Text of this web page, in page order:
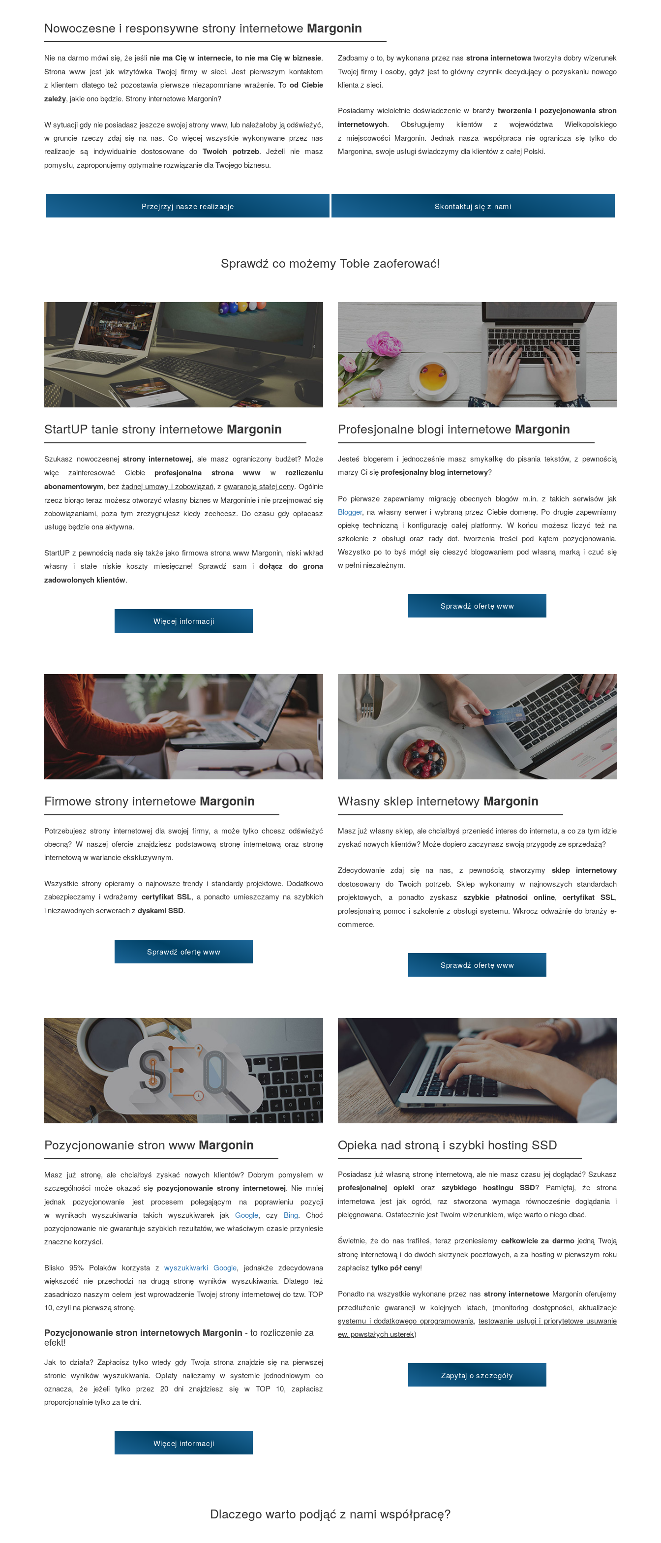
Nowoczesne i responsywne strony internetowe Margonin
Nie na darmo mówi się, że jeśli nie ma Cię w internecie, to nie ma Cię w biznesie.
Strona www jest jak wizytówka Twojej firmy w sieci. Jest pierwszym kontaktem
z klientem dlatego też pozostawia pierwsze niezapomniane wrażenie. To od Ciebie
zależy, jakie ono będzie. Strony internetowe Margonin?
W sytuacji gdy nie posiadasz jeszcze swojej strony www, lub należałoby ją odświeżyć,
w gruncie rzeczy zdaj się na nas. Co więcej wszystkie wykonywane przez nas
realizacje są indywidualnie dostosowane do Twoich potrzeb. Jeżeli nie masz
pomysłu, zaproponujemy optymalne rozwiązanie dla Twojego biznesu.
Zadbamy o to, by wykonana przez nas strona internetowatworzyła dobry wizerunek
Twojej firmy i osoby, gdyż jest to główny czynnik decydujący o pozyskaniu nowego
klienta z sieci.
Posiadamy wieloletnie doświadczenie w branży tworzenia i pozycjonowania stron
internetowych. Obsługujemy klientów z województwa Wielkopolskiego
z miejscowości Margonin. Jednak nasza współpraca nie ogranicza się tylko do
Margonina, swoje usługi świadczymy dla klientów z całej Polski.
Przejrzyj nasze realizacje Skontaktuj się z nami
Sprawdź co możemy Tobie zaoferować!
StartUP tanie strony internetowe Margonin
Szukasz nowoczesnej strony internetowej, ale masz ograniczony budżet? Może
więc zainteresować Ciebieprofesjonalna strona www w rozliczeniu
abonamentowym, bezżadnej umowy i zobowiązań, z gwarancją stałej ceny. Ogólnie
rzecz biorąc teraz możesz otworzyć własny biznes w Margoninie i nie przejmować się
zobowiązaniami, poza tym zrezygnujesz kiedy zechcesz. Do czasu gdy opłacasz
usługę będzie ona aktywna.
StartUP z pewnością nada się także jako firmowa strona www Margonin, niski wkład
własny i stałe niskie koszty miesięczne! Sprawdź sam idołącz do grona
zadowolonych klientów.
Więcej informacji
Profesjonalne blogi internetowe Margonin
Jesteś blogerem i jednocześnie masz smykałkę do pisania tekstów, z pewnością
marzy Ci sięprofesjonalny blog internetowy?
Po pierwsze zapewniamy migrację obecnych blogów m.in. z takich serwisów jak
Blogger, na własny serwer i wybraną przez Ciebie domenę. Po drugie zapewniamy
opiekę techniczną i konfigurację całej platformy. W końcu możesz liczyć też na
szkolenie z obsługi oraz rady dot. tworzenia treści pod kątem pozycjonowania.
Wszystko po to byś mógł się cieszyć blogowaniem pod własną marką i czuć się
w pełni niezależnym.
Sprawdź ofertę www
Firmowe strony internetowe Margonin
Potrzebujesz strony internetowej dla swojej firmy, a może tylko chcesz odświeżyć
obecną? W naszej ofercie znajdziesz podstawową stronę internetową oraz stronę
internetową w wariancie ekskluzywnym.
Wszystkie strony opieramy o najnowsze trendy i standardy projektowe. Dodatkowo
zabezpieczamy i wdrażamy certyfikat SSL, a ponadto umieszczamy na szybkich
i niezawodnych serwerach z dyskami SSD.
Sprawdź ofertę www
Własny sklep internetowy Margonin
Masz już własny sklep, ale chciałbyś przenieść interes do internetu, a co za tym idzie
zyskać nowych klientów? Może dopiero zaczynasz swoją przygodę ze sprzedażą?
Zdecydowanie zdaj się na nas, z pewnością stworzymy sklep internetowy
dostosowany do Twoich potrzeb. Sklep wykonamy w najnowszych standardach
projektowych, a ponadto zyskasz szybkie płatności online, certyfikat SSL,
profesjonalną pomoc i szkolenie z obsługi systemu. Wkrocz odważnie do branży e-
commerce.
Sprawdź ofertę www
Pozycjonowanie stron www Margonin
Masz już stronę, ale chciałbyś zyskać nowych klientów? Dobrym pomysłem w
szczególności może okazać się pozycjonowanie strony internetowej. Nie mniej
jednak pozycjonowanie jest procesem polegającym na poprawieniu pozycji
w wynikach wyszukiwania takich wyszukiwarek jakGoogle, czy Bing. Choć
pozycjonowanie nie gwarantuje szybkich rezultatów, we właściwym czasie przyniesie
znaczne korzyści.
Blisko 95% Polaków korzysta zwyszukiwarki Google, jednakże zdecydowana
większość nie przechodzi na drugą stronę wyników wyszukiwania. Dlatego też
zasadniczo naszym celem jest wprowadzenie Twojej strony internetowej do tzw. TOP
10, czyli na pierwszą stronę.
Pozycjonowanie stron internetowych Margonin - to rozliczenie za
efekt!
Jak to działa? Zapłacisz tylko wtedy gdy Twoja strona znajdzie się na pierwszej
stronie wyników wyszukiwania. Opłaty naliczamy w systemie jednodniowym co
oznacza, że jeżeli tylko przez 20 dni znajdziesz się w TOP 10, zapłacisz
proporcjonalnie tylko za te dni.
Więcej informacji
Opieka nad stroną i szybki hosting SSD
Posiadasz już własną stronę internetową, ale nie masz czasu jej doglądać? Szukasz
profesjonalnej opieki oraz szybkiego hostingu SSD? Pamiętaj, że strona
internetowa jest jak ogród, raz stworzona wymaga równocześnie doglądania i
pielęgnowana. Ostatecznie jest Twoim wizerunkiem, więc warto o niego dbać.
Świetnie, że do nas trafiłeś, teraz przeniesiemy całkowicie za darmojedną Twoją
stronę internetową i do dwóch skrzynek pocztowych, a za hosting w pierwszym roku
zapłacisz tylko pół ceny!
Ponadto na wszystkie wykonane przez nas strony internetowe Margonin oferujemy
przedłużenie gwarancji w kolejnych latach, (monitoring dostępności,aktualizacje
systemu i dodatkowego oprogramowania, testowanie usługi i priorytetowe usuwanie
ew. powstałych usterek)
Zapytaj o szczegóły
Dlaczego warto podjąć z nami współpracę?